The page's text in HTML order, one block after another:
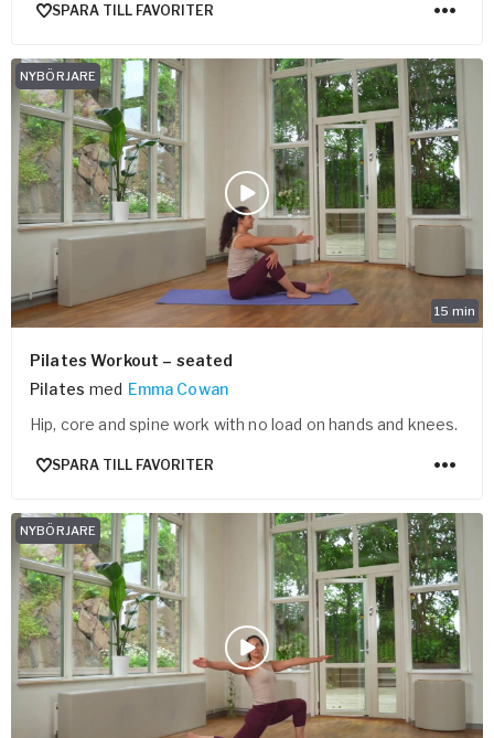
SPARA TILL FAVORITER
15 min
NYBÖRJARE
Pilates Workout – seated
Pilates med Emma Cowan
Hip, core and spine work with no load on hands and knees.
SPARA TILL FAVORITER
NYBÖRJARE